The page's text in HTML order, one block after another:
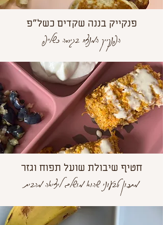
פנקייק בננה שקדים כשל"פ
הפנקייק המנצח בגירסה כשל"פ
חטיף שיבולת שועל תפוח וגזר
מתכון טבעוני שהוא מושלם ליציאה מהבית